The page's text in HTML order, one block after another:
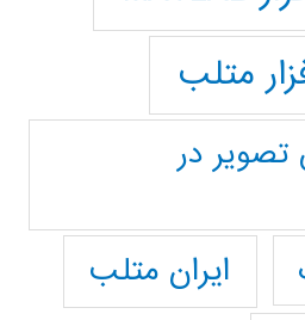
متلب
در
ایران متلب